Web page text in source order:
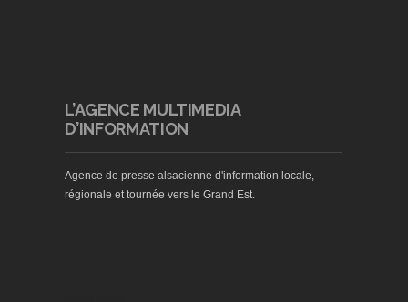
L’AGENCE MULTIMEDIA
D’INFORMATION
Agence de presse alsacienne d'information locale,
régionale et tournée vers le Grand Est.